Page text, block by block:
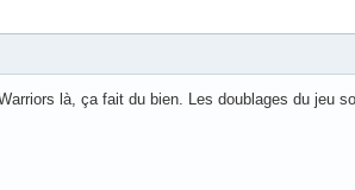
là, ça fait du bien. Les doublages du jeu